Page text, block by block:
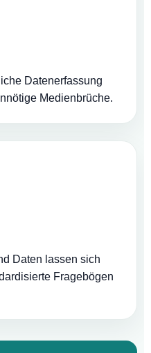
Datenerfassung
Medienbrüche.
Daten lassen sich
Fragebögen